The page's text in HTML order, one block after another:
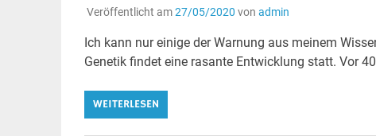
Veröffentlicht am27/05/2020 von admin
Ich kann nur einige der Warnung aus meinem
Genetik findet eine rasante Entwicklung statt. Vor
WEITERLESEN